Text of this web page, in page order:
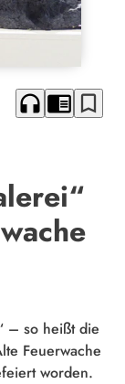
headphones chrome_reader_mode bookmark_border
– so heißt die
Feuerwache
worden.